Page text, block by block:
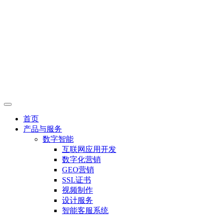
首页
产品与服务
数字智能
互联网应用开发
数字化营销
GEO营销
SSL证书
视频制作
设计服务
智能客服系统